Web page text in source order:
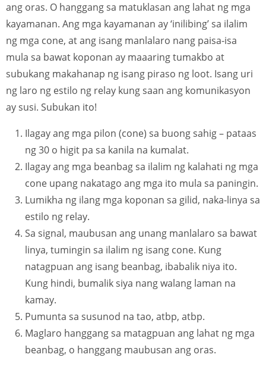
ang oras. O hanggang sa matuklasan ang lahat ng mga
kayamanan. Ang mga kayamanan ay ‘inilibing’ sa ilalim
ng mga cone, at ang isang manlalaro nang paisa-isa
mula sa bawat koponan ay maaaring tumakbo at
subukang makahanap ng isang piraso ng loot. Isang uri
ng laro ng estilo ng relay kung saan ang komunikasyon
ay susi. Subukan ito!
Ilagay ang mga pilon (cone) sa buong sahig – pataas
ng 30 o higit pa sa kanila na kumalat.
Ilagay ang mga beanbag sa ilalim ng kalahati ng mga
cone upang nakatago ang mga ito mula sa paningin.
Lumikha ng ilang mga koponan sa gilid, naka-linya sa
estilo ng relay.
Sa signal, maubusan ang unang manlalaro sa bawat
linya, tumingin sa ilalim ng isang cone. Kung
natagpuan ang isang beanbag, ibabalik niya ito.
Kung hindi, bumalik siya nang walang laman na
kamay.
Pumunta sa susunod na tao, atbp, atbp.
Maglaro hanggang sa matagpuan ang lahat ng mga
beanbag, o hanggang maubusan ang oras.